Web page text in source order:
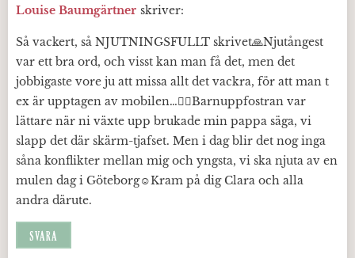
Louise Baumgärtner skriver:
Så vackert, så NJUTNINGSFULLT skrivet🙏Njutångest
var ett bra ord, och visst kan man få det, men det
jobbigaste vore ju att missa allt det vackra, för att man t
ex är upptagen av mobilen…😵‍💫Barnuppfostran var
lättare när ni växte upp brukade min pappa säga, vi
slapp det där skärm-tjafset. Men i dag blir det nog inga
såna konflikter mellan mig och yngsta, vi ska njuta av en
mulen dag i Göteborg☺️Kram på dig Clara och alla
andra därute.
SVARA